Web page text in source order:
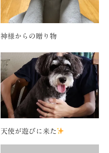
神様からの贈り物
天使が遊びに来た